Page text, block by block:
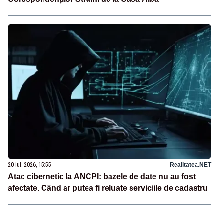
20 iul. 2026, 15:55 Realitatea.NET
Atac cibernetic la ANCPI: bazele de date nu au fost
afectate. Când ar putea fi reluate serviciile de cadastru